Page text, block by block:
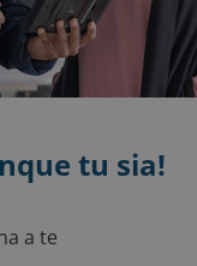
tu sia!
a te